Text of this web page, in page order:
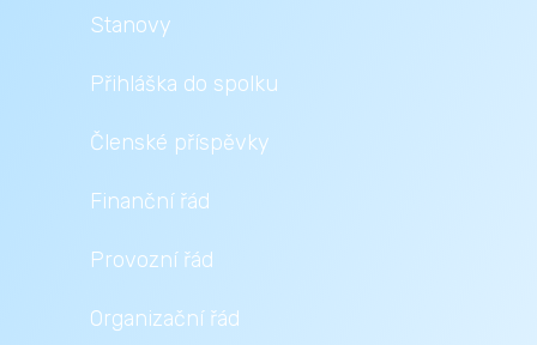
Stanovy
Přihláška do spolku
Členské příspěvky
Finanční řád
Provozní řád
Organizační řád